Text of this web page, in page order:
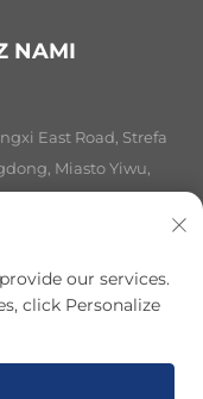
NAMI
East Road, Strefa
Miasto Yiwu,
Wszelkie prawa
our services.
click Personalize